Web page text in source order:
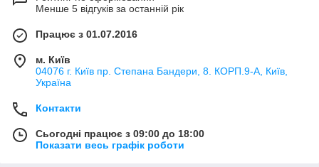
Менше 5 відгуків за останній рік
Працює з 01.07.2016
м. Київ
04076 г. Київ пр. Степана Бандери, 8. КОРП.9-А, Київ,
Україна
Контакти
Сьогодні працює з 09:00 до 18:00
Показати весь графік роботи